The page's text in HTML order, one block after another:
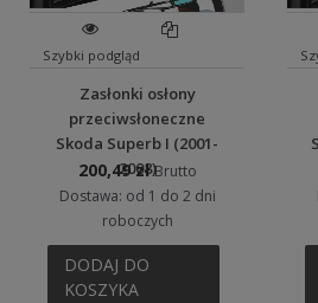
Szybki podgląd
Zasłonki osłony
przeciwsłoneczne
Skoda Superb I (2001-
2008)
200,49 zł Brutto
Dostawa: od 1 do 2 dni
roboczych
DODAJ DO
KOSZYKA